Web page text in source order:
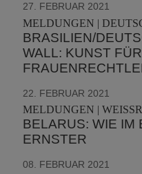
27. FEBRUAR 2021
MELDUNGEN |
BRASILIEN/
WALL: KUNST FÜR
22. FEBRUAR 2021
MELDUNGEN |
BELARUS: WIE IM
ERNSTER
08. FEBRUAR 2021